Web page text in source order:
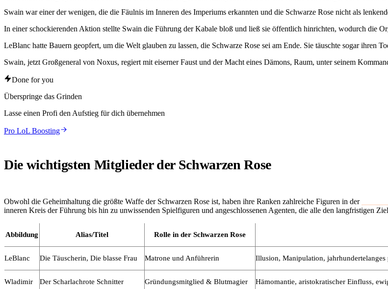
Swain war einer der wenigen, die die Fäulnis im Inneren des Imperiums erkannten und die Schwarze Rose nicht als
In einer schockierenden Aktion stellte Swain die Führung der Kabale bloß und ließ sie öffentlich hinrichten, wodurch die
LeBlanc hatte Bauern geopfert, um die Welt glauben zu lassen, die Schwarze Rose sei am Ende. Sie täuschte sogar ihren
Swain, jetzt Großgeneral von Noxus, regiert mit eiserner Faust und der Macht eines Dämons, Raum, unter seinem
Done for you
Überspringe das Grinden
Lasse einen Profi den Aufstieg für dich übernehmen
Pro LoL Boosting
Die wichtigsten Mitglieder der Schwarzen Rose
Obwohl die Geheimhaltung die größte Waffe der Schwarzen Rose ist, haben ihre Ranken zahlreiche Figuren in der
inneren Kreis der Führung bis hin zu unwissenden Spielfiguren und angeschlossenen Agenten, die alle den langfristigen
Abbildung Alias/Titel Rolle in der Schwarzen Rose
LeBlanc Die Täuscherin, Die blasse Frau Matrone und Anführerin Illusion, Manipulation, jahrhundertelanges
Wladimir Der Scharlachrote Schnitter Gründungsmitglied & Blutmagier Hämomantie, aristokratischer Einfluss,